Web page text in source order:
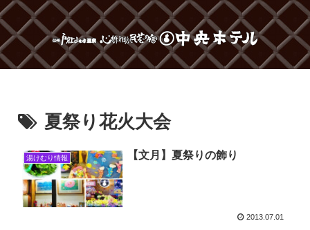
夏祭り花火大会
湯けむり情報 【文月】夏祭りの飾り
2013.07.01